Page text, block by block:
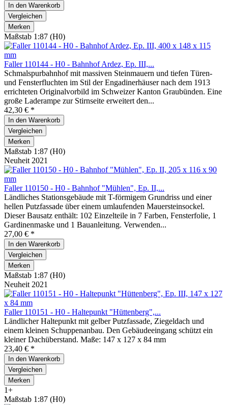
In den Warenkorb
Vergleichen
Merken
Maßstab 1:87 (H0)
Faller 110144 - H0 - Bahnhof Ardez, Ep. III,...
Schmalspurbahnhof mit massiven Steinmauern und tiefen Türen-
und Fensterfluchten im Stil der Engadinerhäuser nach dem 1913
errichteten Originalvorbild im Schweizer Kanton Graubünden. Eine
große Laderampe zur Stirnseite erweitert den...
42,30 € *
In den Warenkorb
Vergleichen
Merken
Maßstab 1:87 (H0)
Neuheit 2021
Faller 110150 - H0 - Bahnhof "Mühlen", Ep. II,...
Ländliches Stationsgebäude mit T-förmigem Grundriss und einer
hellen Putzfassade über einem umlaufenden Mauersteinsockel.
Dieser Bausatz enthält: 102 Einzelteile in 7 Farben, Fensterfolie, 1
Gardinenmaske und 1 Bauanleitung. Verwenden...
27,00 € *
In den Warenkorb
Vergleichen
Merken
Maßstab 1:87 (H0)
Neuheit 2021
Faller 110151 - H0 - Haltepunkt "Hüttenberg",...
Ländlicher Haltepunkt mit gelber Putzfassade, Ziegeldach und
einem kleinen Schuppenanbau. Den Gebäudeeingang schützt ein
kleiner Dachüberstand. Maße: 147 x 127 x 84 mm
23,40 € *
In den Warenkorb
Vergleichen
Merken
1+
Maßstab 1:87 (H0)